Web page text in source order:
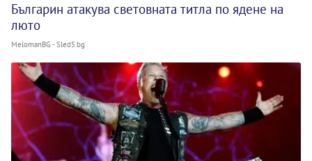
Българин атакува световната титла по ядене на
люто
MelomanBG - Sled5.bg